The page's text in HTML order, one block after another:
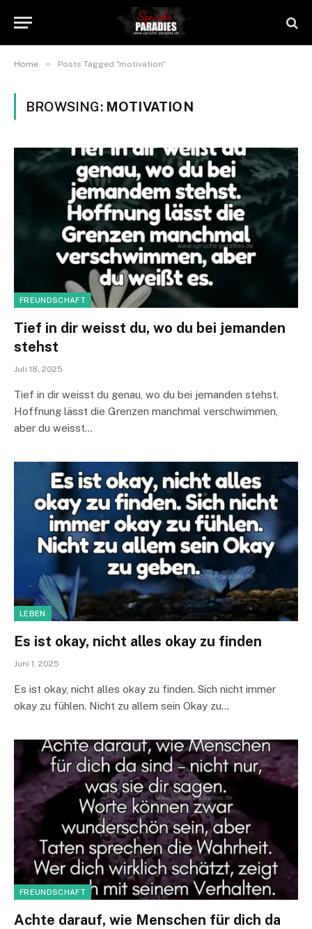
Home » Posts Tagged "motivation"
BROWSING: MOTIVATION
FREUNDSCHAFT
Tief in dir weisst du, wo du bei jemanden
stehst
Juli 18, 2025
Tief in dir weisst du genau, wo du bei jemanden stehst.
Hoffnung lässt die Grenzen manchmal verschwimmen,
aber du weisst…
LEBEN
Es ist okay, nicht alles okay zu finden
Juni 1, 2025
Es ist okay, nicht alles okay zu finden. Sich nicht immer
okay zu fühlen. Nicht zu allem sein Okay zu…
FREUNDSCHAFT
Achte darauf, wie Menschen für dich da